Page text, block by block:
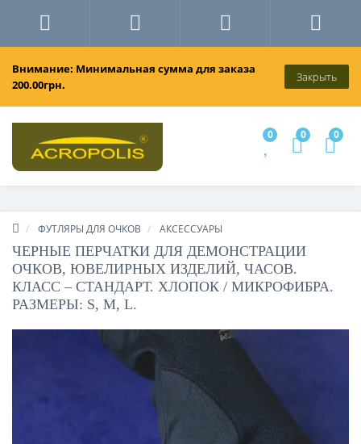
Внимание: Минимальная сумма для заказа
200.00грн.
Закрыть
0 0 0
ФУТЛЯРЫ ДЛЯ ОЧКОВ АКСЕССУАРЫ
ЧЕРНЫЕ ПЕРЧАТКИ ДЛЯ ДЕМОНСТРАЦИИ
ОЧКОВ, ЮВЕЛИРНЫХ ИЗДЕЛИЙ, ЧАСОВ.
КЛАСС – СТАНДАРТ. ХЛОПОК / МИКРОФИБРА.
РАЗМЕРЫ: S, M, L.